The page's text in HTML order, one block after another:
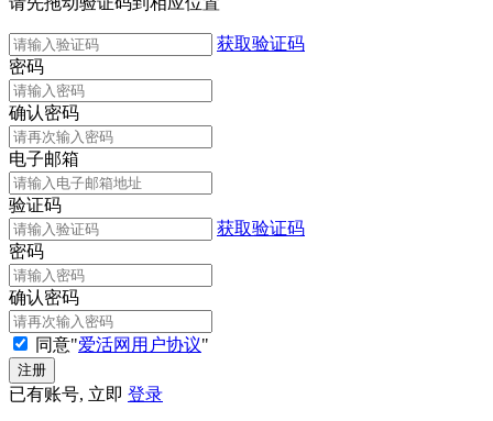
获取验证码
密码
确认密码
电子邮箱
验证码
获取验证码
密码
确认密码
同意"爱活网用户协议"
已有账号, 立即 登录